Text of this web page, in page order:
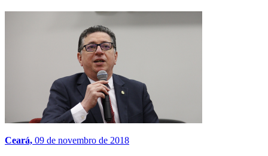
Ceará, 09 de novembro de 2018